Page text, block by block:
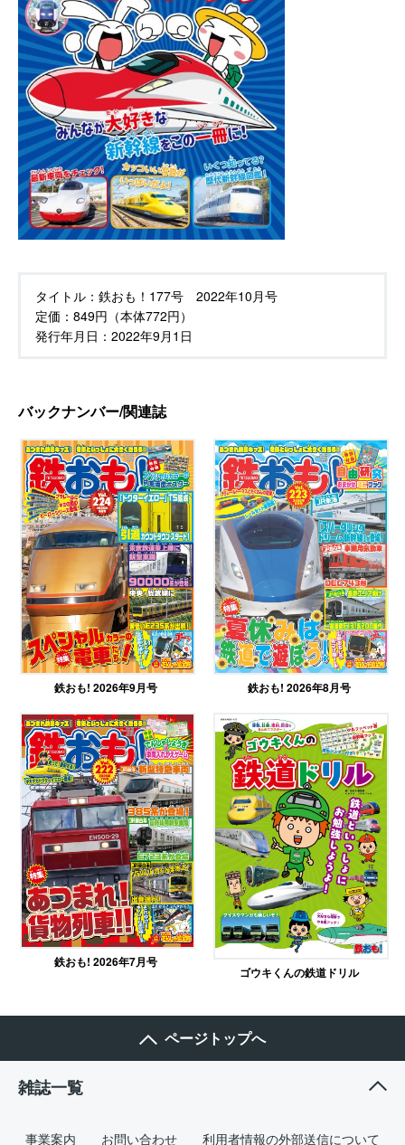
タイトル： 鉄おも！177号 2022年10月号
定価： 849円（本体772円）
発行年月日： 2022年9月1日
バックナンバー/関連誌
鉄おも! 2026年9月号 鉄おも! 2026年8月号
鉄おも! 2026年7月号
ゴウキくんの鉄道ドリル
ページトップへ
雑誌一覧
事業案内 お問い合わせ 利用者情報の外部送信について